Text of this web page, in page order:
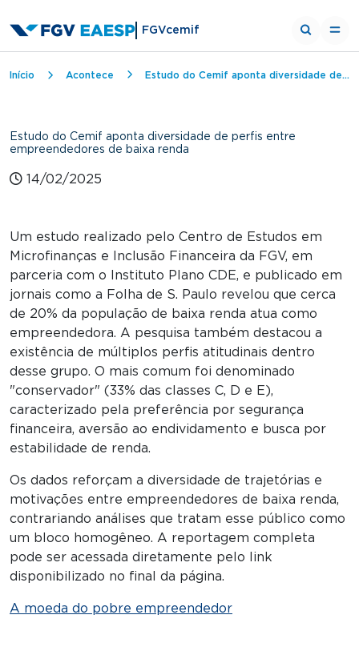
FGVcemif
Trilha de navegação
Início Acontece Estudo do Cemif aponta diversidade de perfis entre empreendedores de baixa renda
Estudo do Cemif aponta diversidade de perfis entre
empreendedores de baixa renda
14/02/2025
Um estudo realizado pelo Centro de Estudos em
Microfinanças e Inclusão Financeira da FGV, em
parceria com o Instituto Plano CDE, e publicado em
jornais como a Folha de S. Paulo revelou que cerca
de 20% da população de baixa renda atua como
empreendedora. A pesquisa também destacou a
existência de múltiplos perfis atitudinais dentro
desse grupo. O mais comum foi denominado
"conservador" (33% das classes C, D e E),
caracterizado pela preferência por segurança
financeira, aversão ao endividamento e busca por
estabilidade de renda.
Os dados reforçam a diversidade de trajetórias e
motivações entre empreendedores de baixa renda,
contrariando análises que tratam esse público como
um bloco homogêneo. A reportagem completa
pode ser acessada diretamente pelo link
disponibilizado no final da página.
A moeda do pobre empreendedor